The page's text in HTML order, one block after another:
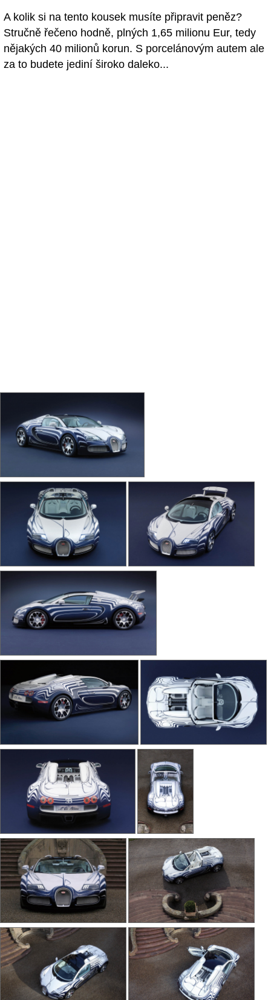
A kolik si na tento kousek musíte připravit peněz?
Stručně řečeno hodně, plných 1,65 milionu Eur, tedy
nějakých 40 milionů korun. S porcelánovým autem ale
za to budete jediní široko daleko...